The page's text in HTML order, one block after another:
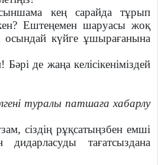
кең сарайда тұрып
Ештеңемен шаруасы жоқ
осындай күйге ұшырағанына
Бәрі де жаңа келісікеніміздей
туралы патшаға хабарлу
сіздің рұқсатыңзбен емші
дидарласуды тағатсыздана